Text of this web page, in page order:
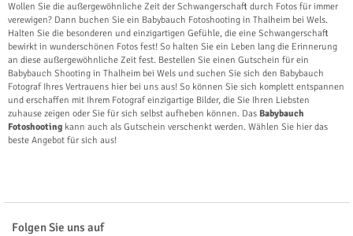
Wollen Sie die außergewöhnliche Zeit der Schwangerschaft durch Fotos für immer
verewigen? Dann buchen Sie ein Babybauch Fotoshooting in Thalheim bei Wels.
Halten Sie die besonderen und einzigartigen Gefühle, die eine Schwangerschaft
bewirkt in wunderschönen Fotos fest! So halten Sie ein Leben lang die Erinnerung
an diese außergewöhnliche Zeit fest. Bestellen Sie einen Gutschein für ein
Babybauch Shooting in Thalheim bei Wels und suchen Sie sich den Babybauch
Fotograf Ihres Vertrauens hier bei uns aus! So können Sie sich komplett entspannen
und erschaffen mit Ihrem Fotograf einzigartige Bilder, die Sie Ihren Liebsten
zuhause zeigen oder Sie für sich selbst aufheben können. Das Babybauch
Fotoshooting kann auch als Gutschein verschenkt werden. Wählen Sie hier das
beste Angebot für sich aus!
Folgen Sie uns auf